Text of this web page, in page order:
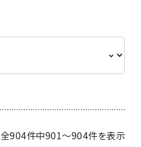
全904件中901〜904件を表示